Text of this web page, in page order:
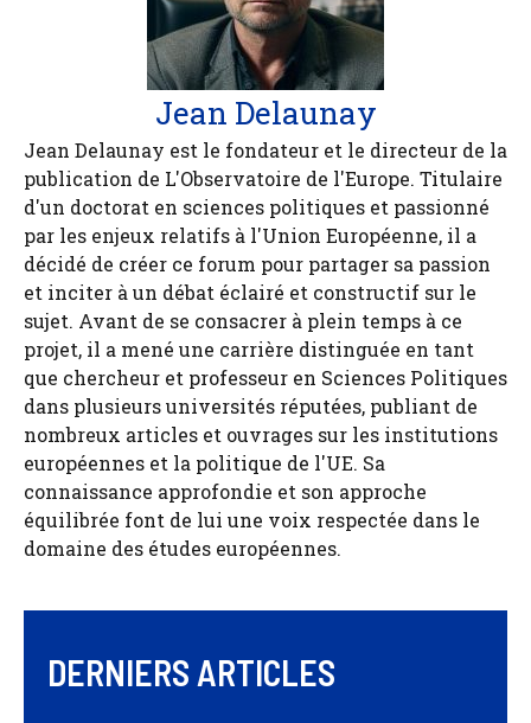
Jean Delaunay
Jean Delaunay est le fondateur et le directeur de la
publication de L'Observatoire de l'Europe. Titulaire
d'un doctorat en sciences politiques et passionné
par les enjeux relatifs à l'Union Européenne, il a
décidé de créer ce forum pour partager sa passion
et inciter à un débat éclairé et constructif sur le
sujet. Avant de se consacrer à plein temps à ce
projet, il a mené une carrière distinguée en tant
que chercheur et professeur en Sciences Politiques
dans plusieurs universités réputées, publiant de
nombreux articles et ouvrages sur les institutions
européennes et la politique de l'UE. Sa
connaissance approfondie et son approche
équilibrée font de lui une voix respectée dans le
domaine des études européennes.
DERNIERS ARTICLES